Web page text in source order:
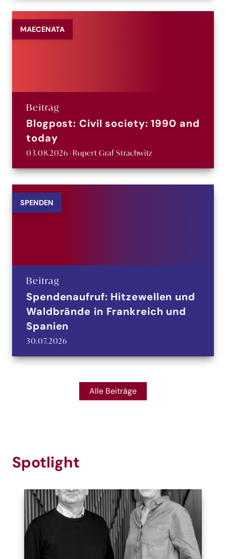
MAECENATA
Beitrag
Blogpost: Civil society: 1990 and
today
03.08.2026 | Rupert Graf Strachwitz
SPENDEN
Beitrag
Spendenaufruf: Hitzewellen und
Waldbrände in Frankreich und
Spanien
30.07.2026
Alle Beiträge
Spotlight